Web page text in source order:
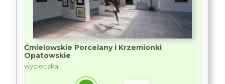
Ćmielowskie Porcelany i Krzemionki
Opatowskie
wycieczka